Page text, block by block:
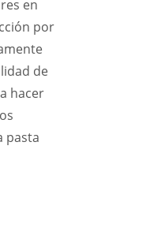
en
por
de
hacer
pasta